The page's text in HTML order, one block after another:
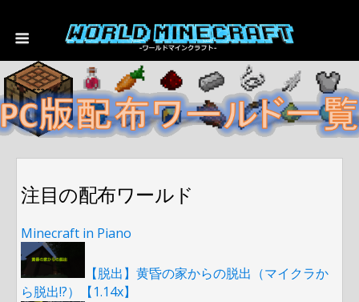
注目の配布ワールド
Minecraft in Piano
【脱出】黄昏の家からの脱出（マイクラか
ら脱出!?）【1.14x】